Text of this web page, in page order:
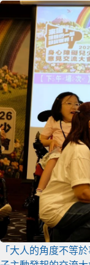
「大人的角度不等